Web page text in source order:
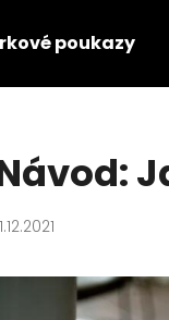
poukazy